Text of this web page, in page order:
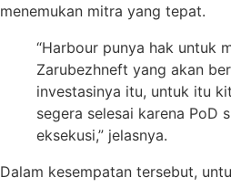
menemukan mitra yang tepat.
“Harbour punya hak untuk
Zarubezhneft yang akan
investasinya itu, untuk itu
segera selesai karena PoD
eksekusi,” jelasnya.
Dalam kesempatan tersebut,